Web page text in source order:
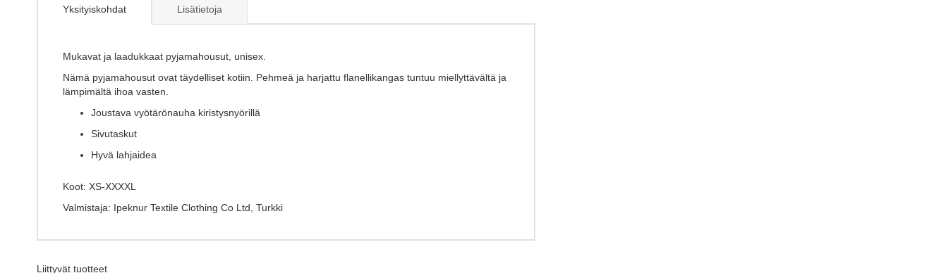
beginning
images
Yksityiskohdat
Mukavat ja laadukkaat pyjamahousut, unisex.
Nämä pyjamahousut ovat täydelliset kotiin. Pehmeä ja harjattu flanellikangas tuntuu miellyttävältä ja
lämpimältä ihoa vasten.
Joustava vyötärönauha kiristysnyörillä
Sivutaskut
Hyvä lahjaidea
Koot: XS-XXXXL
Valmistaja: Ipeknur Textile Clothing Co Ltd, Turkki
Lisätietoja
Liittyvät tuotteet